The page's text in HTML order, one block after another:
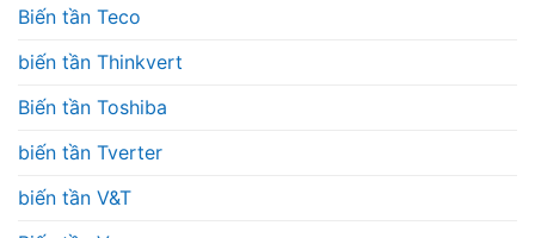
Biến tần Teco
biến tần Thinkvert
Biến tần Toshiba
biến tần Tverter
biến tần V&T